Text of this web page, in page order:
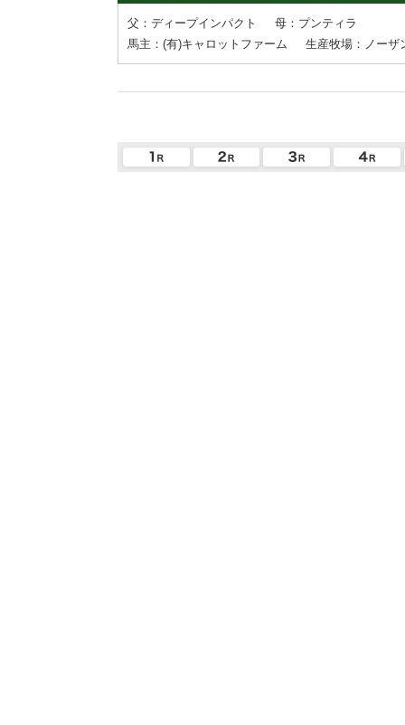
父：ディープインパクト
母：プンティラ
馬主：(有)キャロットファーム
生産牧場：ノーザ